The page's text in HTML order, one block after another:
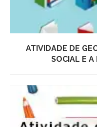
ATIVIDADE DE
SOCIAL E A